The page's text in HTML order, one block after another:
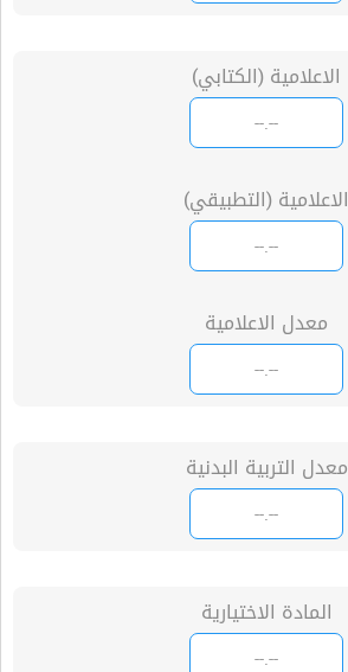
الاعلامية (الكتابي)
الاعلامية (التطبيقي)
معدل الاعلامية
معدل التربية البدنية
المادة الاختيارية